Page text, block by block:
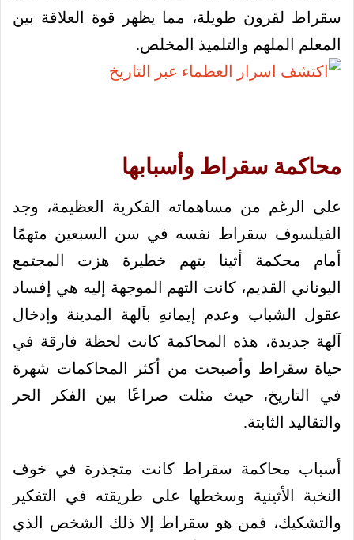
سقراط لقرون طويلة، مما يظهر قوة العلاقة بين
المعلم الملهم والتلميذ المخلص.
محاكمة سقراط وأسبابها
على الرغم من مساهماته الفكرية العظيمة، وجد
الفيلسوف سقراط نفسه في سن السبعين متهمًا
أمام محكمة أثينا بتهم خطيرة هزت المجتمع
اليوناني القديم، كانت التهم الموجهة إليه هي إفساد
عقول الشباب وعدم إيمانهِ بآلهة المدينة وإدخال
آلهة جديدة، هذه المحاكمة كانت لحظة فارقة في
حياة سقراط وأصبحت من أكثر المحاكمات شهرة
في التاريخ، حيث مثلت صراعًا بين الفكر الحر
والتقاليد الثابتة.
أسباب محاكمة سقراط كانت متجذرة في خوف
النخبة الأثينية وسخطها على طريقته في التفكير
والتشكيك، فمن هو سقراط إلا ذلك الشخص الذي